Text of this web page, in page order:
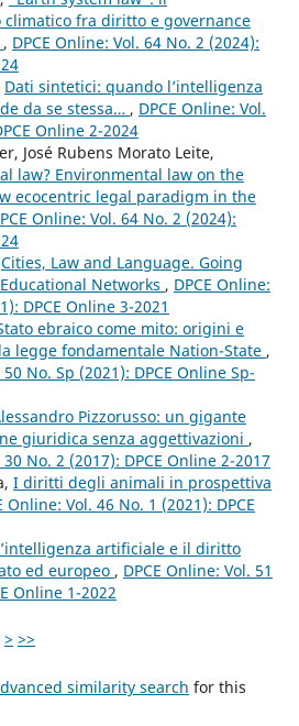
fra diritto e governance
, DPCE Online: Vol. 64 No. 2 (2024):
Dati sintetici: quando l’intelligenza
da se stessa… , DPCE Online: Vol.
Online 2-2024
José Rubens Morato Leite,
law? Environmental law on the
ecocentric legal paradigm in the
Online: Vol. 64 No. 2 (2024):
Cities, Law and Language. Going
Networks , DPCE Online:
DPCE Online 3-2021
ebraico come mito: origini e
legge fondamentale Nation-State ,
No. Sp (2021): DPCE Online Sp-
Pizzorusso: un gigante
giuridica senza aggettivazioni ,
No. 2 (2017): DPCE Online 2-2017
I diritti degli animali in prospettiva
Online: Vol. 46 No. 1 (2021): DPCE
artificiale e il diritto
ed europeo , DPCE Online: Vol. 51
Online 1-2022
> >>
similarity search for this